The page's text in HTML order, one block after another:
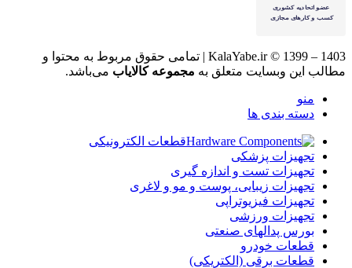
KalaYabe.ir © 1399 – 1403 | تمامی حقوق مربوط به محتوا و
مطالب این وبسایت متعلق به مجموعه کالایاب می‌باشد.
منو
دسته بندی ها
قطعات الکترونیکی
تجهیزات پزشکی
تجهیزات تست و اندازه گیری
تجهیزات زیبایی، پوست و مو و لاغری
تجهیزات فیزیوتراپی
تجهیزات ورزشی
بورس پدالهای صنعتی
قطعات خودرو
قطعات برقی (الکتریکی)